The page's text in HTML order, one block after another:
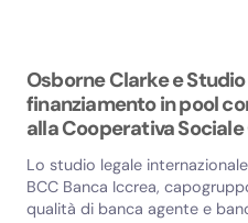
Osborne Clarke e
finanziamento in pool
alla Cooperativa
Lo studio legale
BCC Banca Iccrea,
qualità di banca agente e